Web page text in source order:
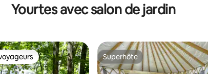
Yourtes avec salon de jardin
Superhôte
Superhôte